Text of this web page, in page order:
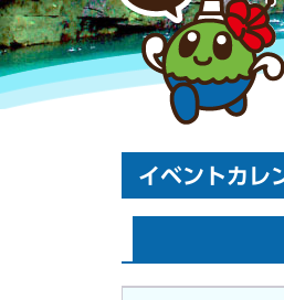
イベントカレ